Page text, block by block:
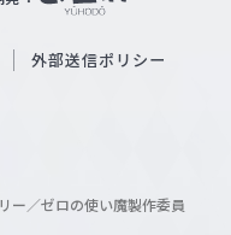
外部送信ポリシー
ー／ゼロの使い魔製作委員